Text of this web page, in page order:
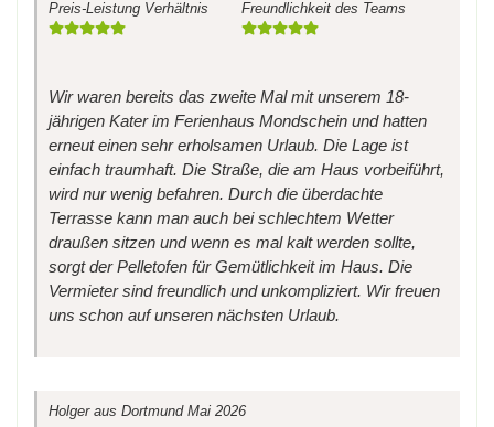
Preis-Leistung Verhältnis Freundlichkeit des Teams
Wir waren bereits das zweite Mal mit unserem 18-
jährigen Kater im Ferienhaus Mondschein und hatten
erneut einen sehr erholsamen Urlaub. Die Lage ist
einfach traumhaft. Die Straße, die am Haus vorbeiführt,
wird nur wenig befahren. Durch die überdachte
Terrasse kann man auch bei schlechtem Wetter
draußen sitzen und wenn es mal kalt werden sollte,
sorgt der Pelletofen für Gemütlichkeit im Haus. Die
Vermieter sind freundlich und unkompliziert. Wir freuen
uns schon auf unseren nächsten Urlaub.
Holgeraus Dortmund Mai 2026